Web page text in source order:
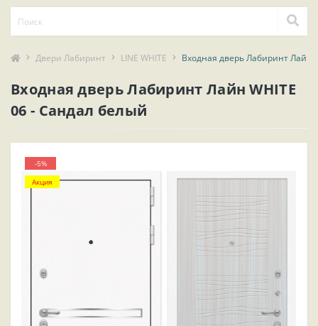
Двери Лабиринт LINE WHITE Входная дверь Лабиринт Лайн
Входная дверь Лабиринт Лайн WHITE
06 - Сандал белый
-5%
Акция